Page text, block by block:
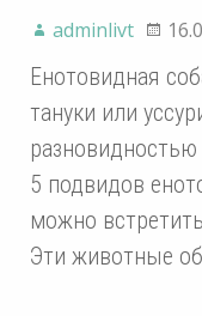
adminlivt
Енотовидная
тануки или
разновидностью
5 подвидов
можно
Эти животные